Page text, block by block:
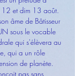
12 et dim 13 août.
âme de Bâtisseur
sous le vocable
qui s'élèvera au
qui a un rôle
de planète.
pas sans